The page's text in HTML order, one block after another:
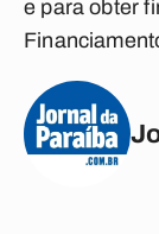
e para obter